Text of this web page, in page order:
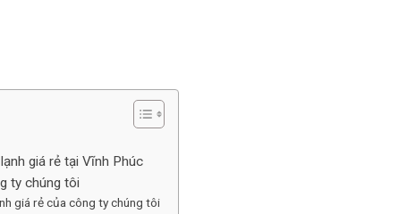
giá rẻ tại Vĩnh Phúc
ty chúng tôi
giá rẻ của công ty chúng tôi